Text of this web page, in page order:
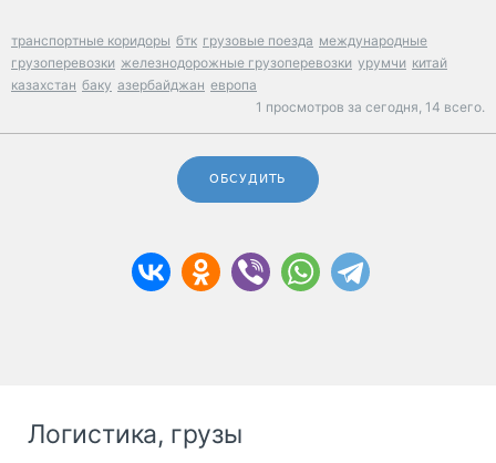
транспортные коридоры бтк грузовые поезда международные
грузоперевозки железнодорожные грузоперевозки урумчи китай
казахстан баку азербайджан европа
1 просмотров за сегодня, 14 всего.
ОБСУДИТЬ
Логистика, грузы